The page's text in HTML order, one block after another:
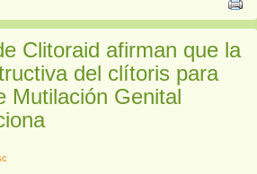
Clitoraid afirman que la
del clítoris para
Mutilación Genital